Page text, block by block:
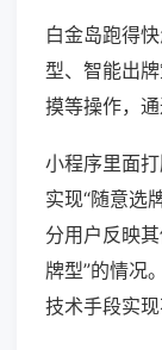
白金岛跑得
型、智能出
摸等操作，
小程序里面
实现“随意选
分用户反映
牌型”的情况
技术手段实现